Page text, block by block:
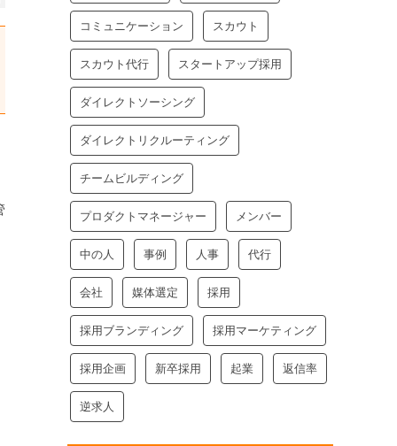
コミュニケーション スカウト
スカウト代行 スタートアップ採用
ダイレクトソーシング
ダイレクトリクルーティング
チームビルディング
プロダクトマネージャー メンバー
中の人 事例 人事 代行
会社 媒体選定 採用
採用ブランディング 採用マーケティング
採用企画 新卒採用 起業 返信率
逆求人